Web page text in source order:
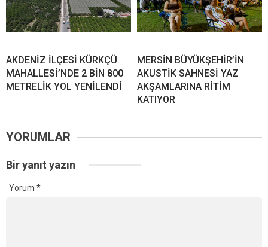
AKDENİZ İLÇESİ KÜRKÇÜ
MAHALLESİ’NDE 2 BİN 800
METRELİK YOL YENİLENDİ
MERSİN BÜYÜKŞEHİR’İN
AKUSTİK SAHNESİ YAZ
AKŞAMLARINA RİTİM
KATIYOR
YORUMLAR
Bir yanıt yazın
Yorum *